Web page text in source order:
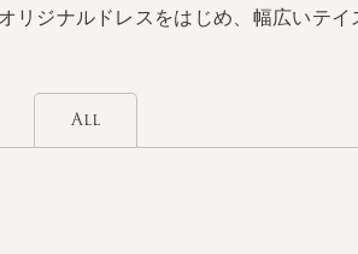
ジナルドレスをはじめ、幅広いテイ
All